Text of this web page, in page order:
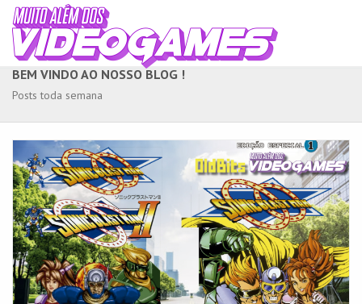
BEM VINDO AO NOSSO BLOG !
Posts toda semana